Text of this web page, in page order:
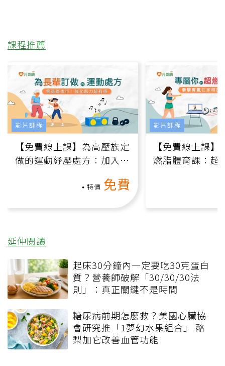
課程推薦
【免費線上課】為高壓族定
做的運動紓壓處方：加入行
特價 免費
影片課程
【免費線上課
燃脂體育課：超
影片課程
延伸閱讀
起床30分鐘內一定要吃30克蛋白
質？營養師破解「30/30/30法
則」：真正關鍵不是時間
糖尿病前期怎麼救？美國心臟協
會研究推「1夢幻水果組合」 酪
梨加它改善血管功能